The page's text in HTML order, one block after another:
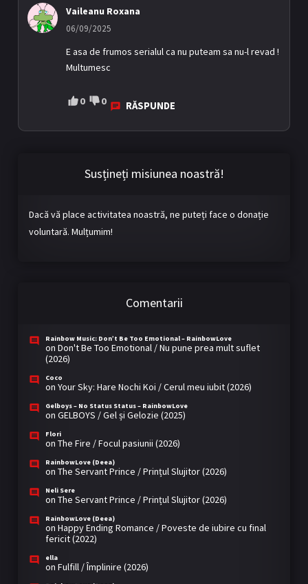
Vaileanu Roxana
06/09/2025
E asa de frumos serialul ca nu puteam sa nu-l revad !
Multumesc
0 0 RĂSPUNDE
Susțineți misiunea noastră!
Dacă vă place activitatea noastră, ne puteți face o donație
voluntară. Mulțumim!
Comentarii
Rainbow Music: Don’t Be Too Emotional – RainbowLove
on Don't Be Too Emotional / Nu pune prea mult suflet
(2026)
Coco
on Your Sky: Hare Nochi Koi / Cerul meu iubit (2026)
Gelboys – No Status Status – RainbowLove
on GELBOYS / Gel și Gelozie (2025)
Flori
on The Fire / Focul pasiunii (2026)
RainbowLove (Deea)
on The Servant Prince / Prințul Slujitor (2026)
Neli Sere
on The Servant Prince / Prințul Slujitor (2026)
RainbowLove (Deea)
on Happy Ending Romance / Poveste de iubire cu final
fericit (2022)
ella
on Fulfill / Împlinire (2026)